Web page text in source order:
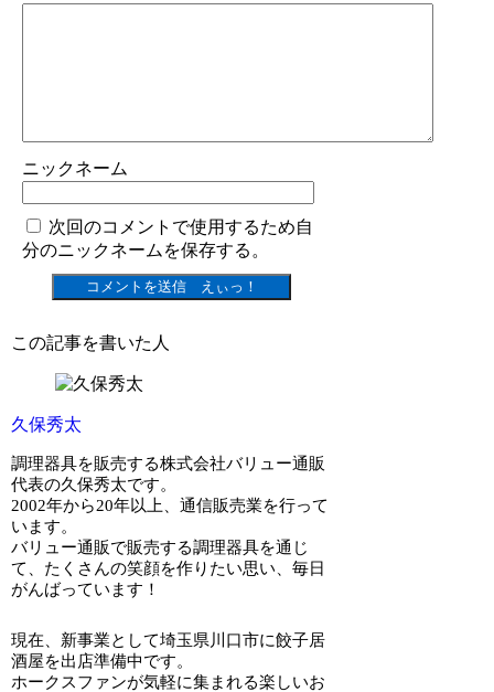
ニックネーム
次回のコメントで使用するため自
分のニックネームを保存する。
この記事を書いた人
久保秀太
調理器具を販売する株式会社バリュー通販
代表の久保秀太です。
2002年から20年以上、通信販売業を行って
います。
バリュー通販で販売する調理器具を通じ
て、たくさんの笑顔を作りたい思い、毎日
がんばっています！
現在、新事業として埼玉県川口市に餃子居
酒屋を出店準備中です。
ホークスファンが気軽に集まれる楽しいお